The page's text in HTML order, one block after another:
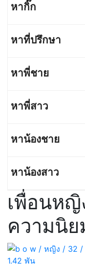
เพื่อนหญิ
ความนิย
1.42 พัน